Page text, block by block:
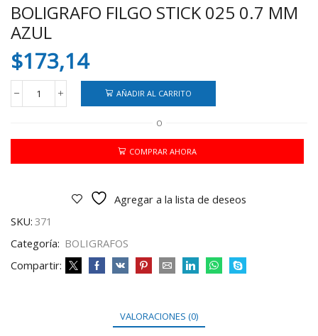
BOLIGRAFO FILGO STICK 025 0.7 MM
AZUL
$173,14
BOLIGRAFO
FILGO
025
MM
AÑADIR AL CARRITO
O
COMPRAR AHORA
Agregar a la lista de deseos
SKU: 371
Categoría: BOLIGRAFOS
Compartir:
VALORACIONES (0)